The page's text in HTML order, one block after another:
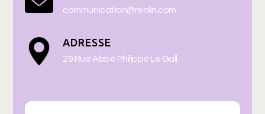
communication@reolin.com
ADRESSE
29 Rue Abbé Philippe Le Gall